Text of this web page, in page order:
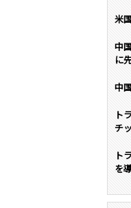
米
中
に
中
ト
チ
ト
を